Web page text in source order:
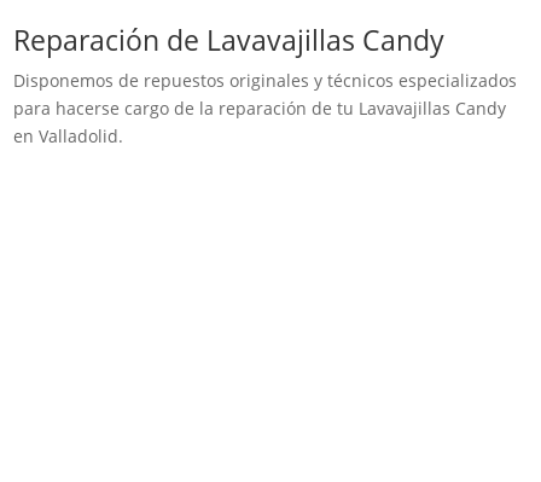
Reparación de Lavavajillas Candy
Disponemos de repuestos originales y técnicos especializados
para hacerse cargo de la reparación de tu Lavavajillas Candy
en Valladolid.